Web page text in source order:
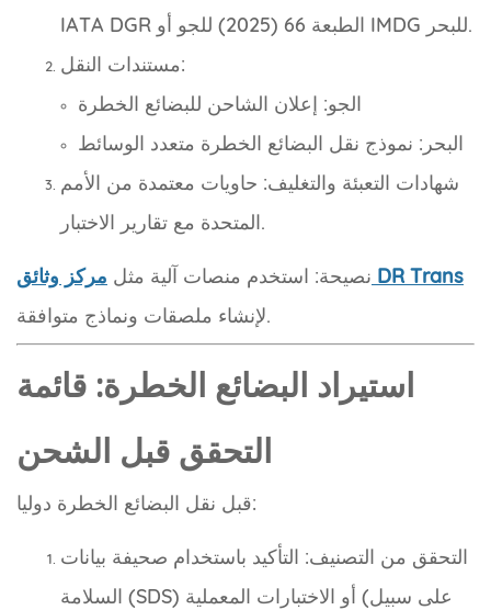
IATA DGR الطبعة 66 (2025) للجو أو IMDG للبحر.
مستندات النقل:
الجو: إعلان الشاحن للبضائع الخطرة
البحر: نموذج نقل البضائع الخطرة متعدد الوسائط
شهادات التعبئة والتغليف: حاويات معتمدة من الأمم
المتحدة مع تقارير الاختبار.
نصيحة: استخدم منصات آلية مثل مركز وثائق DR Trans
لإنشاء ملصقات ونماذج متوافقة.
استيراد البضائع الخطرة: قائمة
التحقق قبل الشحن
قبل نقل البضائع الخطرة دوليا:
التحقق من التصنيف: التأكيد باستخدام صحيفة بيانات
السلامة (SDS) أو الاختبارات المعملية (على سبيل